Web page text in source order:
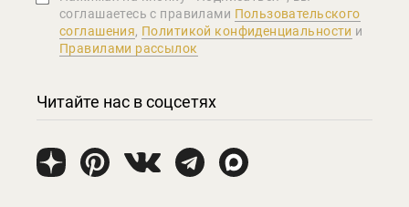
соглашаетеcь с правилами Пользовательского
соглашения, Политикой конфиденциальности и
Правилами рассылок
Читайте нас в соцсетях